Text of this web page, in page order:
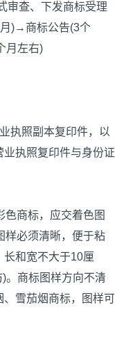
查、下发商标受理
)→商标公告(3个
月左右)
照副本复印件，以
执照复印件与身份证
商标，应交着色图
样必须清晰，便于粘
长和宽不大于10厘
。商标图样方向不清
雪茄烟商标，图样可